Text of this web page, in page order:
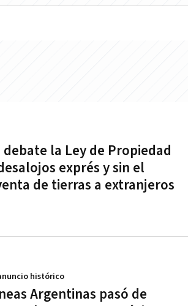
debate la Ley de Propiedad
exprés y sin el
de tierras a extranjeros
Argentinas pasó de
histórico